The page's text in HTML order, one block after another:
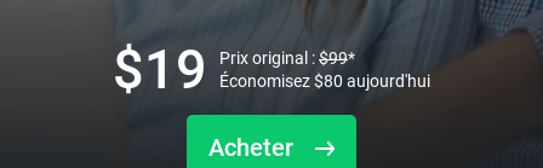
Acheter
$19 Prix original :$99*
Économisez$80 aujourd'hui